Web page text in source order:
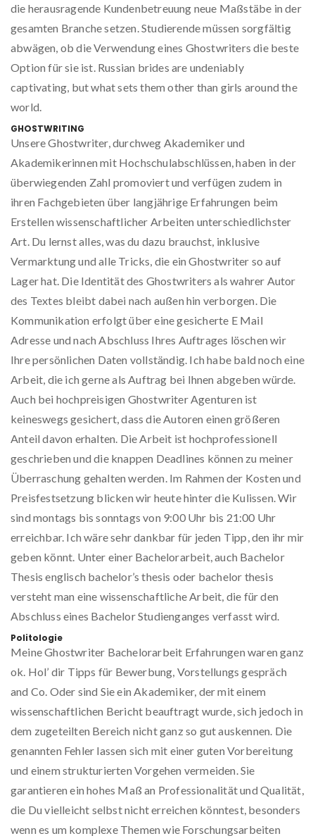
die herausragende Kundenbetreuung neue Maßstäbe in der
gesamten Branche setzen. Studierende müssen sorgfältig
abwägen, ob die Verwendung eines Ghostwriters die beste
Option für sie ist. Russian brides are undeniably
captivating, but what sets them other than girls around the
world.
GHOSTWRITING
Unsere Ghostwriter, durchweg Akademiker und
Akademikerinnen mit Hochschulabschlüssen, haben in der
überwiegenden Zahl promoviert und verfügen zudem in
ihren Fachgebieten über langjährige Erfahrungen beim
Erstellen wissenschaftlicher Arbeiten unterschiedlichster
Art. Du lernst alles, was du dazu brauchst, inklusive
Vermarktung und alle Tricks, die ein Ghostwriter so auf
Lager hat. Die Identität des Ghostwriters als wahrer Autor
des Textes bleibt dabei nach außen hin verborgen. Die
Kommunikation erfolgt über eine gesicherte E Mail
Adresse und nach Abschluss Ihres Auftrages löschen wir
Ihre persönlichen Daten vollständig. Ich habe bald noch eine
Arbeit, die ich gerne als Auftrag bei Ihnen abgeben würde.
Auch bei hochpreisigen Ghostwriter Agenturen ist
keineswegs gesichert, dass die Autoren einen größeren
Anteil davon erhalten. Die Arbeit ist hochprofessionell
geschrieben und die knappen Deadlines können zu meiner
Überraschung gehalten werden. Im Rahmen der Kosten und
Preisfestsetzung blicken wir heute hinter die Kulissen. Wir
sind montags bis sonntags von 9:00 Uhr bis 21:00 Uhr
erreichbar. Ich wäre sehr dankbar für jeden Tipp, den ihr mir
geben könnt. Unter einer Bachelorarbeit, auch Bachelor
Thesis englisch bachelor’s thesis oder bachelor thesis
versteht man eine wissenschaftliche Arbeit, die für den
Abschluss eines Bachelor Studienganges verfasst wird.
Politologie
Meine Ghostwriter Bachelorarbeit Erfahrungen waren ganz
ok. Hol’ dir Tipps für Bewerbung, Vorstellungs gespräch
and Co. Oder sind Sie ein Akademiker, der mit einem
wissenschaftlichen Bericht beauftragt wurde, sich jedoch in
dem zugeteilten Bereich nicht ganz so gut auskennen. Die
genannten Fehler lassen sich mit einer guten Vorbereitung
und einem strukturierten Vorgehen vermeiden. Sie
garantieren ein hohes Maß an Professionalität und Qualität,
die Du vielleicht selbst nicht erreichen könntest, besonders
wenn es um komplexe Themen wie Forschungsarbeiten